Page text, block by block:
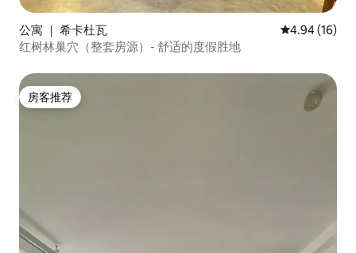
公寓 ｜ 希卡杜瓦 平均评分
4.94 (16)
红树林巢穴（整套房源）- 舒适的度假胜地
房客推荐
房客推荐